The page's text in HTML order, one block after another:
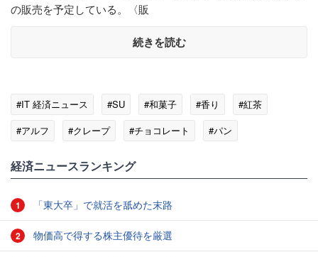
の販売を予定している。〈販
続きを読む
#IT 経済ニュース #SU #和菓子 #香り
#紅茶
#アルフ
#クレープ #チョコレート #パン
経済ニュースランキング
1 「東大卒」で就活を舐めた末路
2 物価高で得する株主優待を厳選